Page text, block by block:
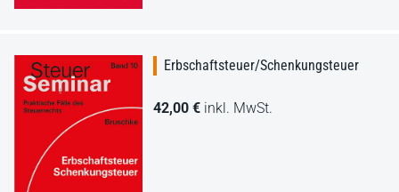
Erbschaftsteuer/Schenkungsteuer
42,00 € inkl. MwSt.